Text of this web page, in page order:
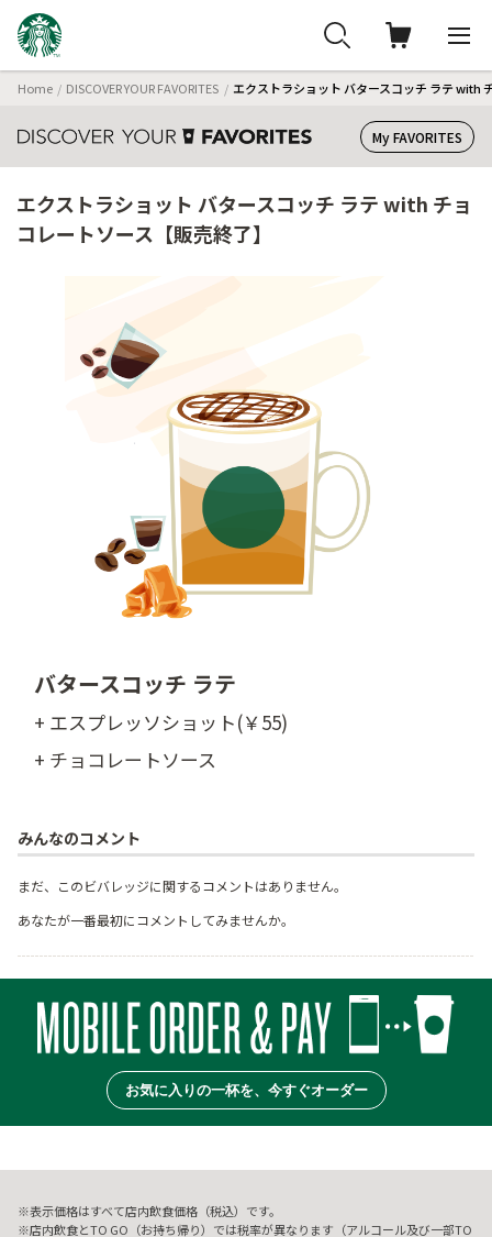
Home DISCOVER YOUR FAVORITES エクストラショット バタースコッチ ラテ with
My FAVORITES
エクストラショット バタースコッチ ラテ with チョ
コレートソース【販売終了】
バタースコッチ ラテ
+ エスプレッソショット(￥55)
+ チョコレートソース
みんなのコメント
まだ、このビバレッジに関するコメントはありません。
あなたが一番最初にコメントしてみませんか。
お気に入りの一杯を、今すぐオーダー
表示価格はすべて店内飲食価格（税込）です。
店内飲食とTO GO（お持ち帰り）では税率が異なります（アルコール及び一部TO